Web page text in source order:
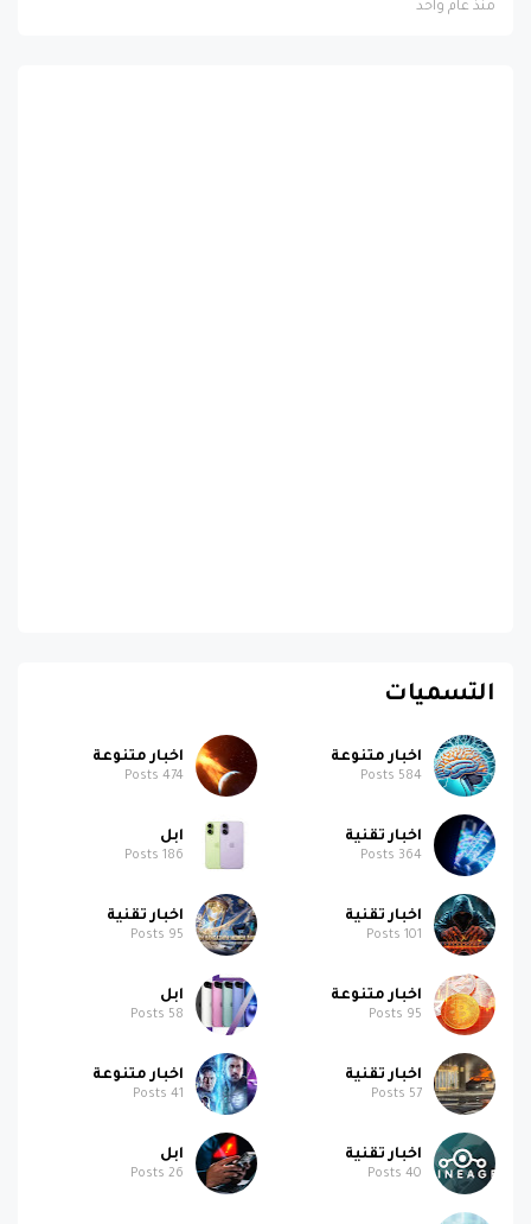
منذ عام واحد
التسميات
اخبار متنوعة
584
اخبار متنوعة
474
اخبار تقنية
364
ابل
186
اخبار تقنية
101
اخبار تقنية
95
اخبار متنوعة
95
ابل
58
اخبار تقنية
57
اخبار متنوعة
41
اخبار تقنية
40
ابل
26